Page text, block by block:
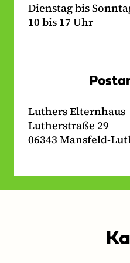
Dienstag bis
10 bis 17 Uhr
Luthers Elternhaus
Lutherstraße 29
06343 Mansfeld-